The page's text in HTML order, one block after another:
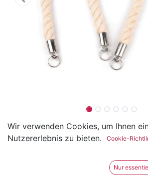
Taschenhenkel -
Länge 70cm
Wir verwenden Cookies, um Ihnen
Nutzererlebnis zu bieten.
Cookie-
Nur